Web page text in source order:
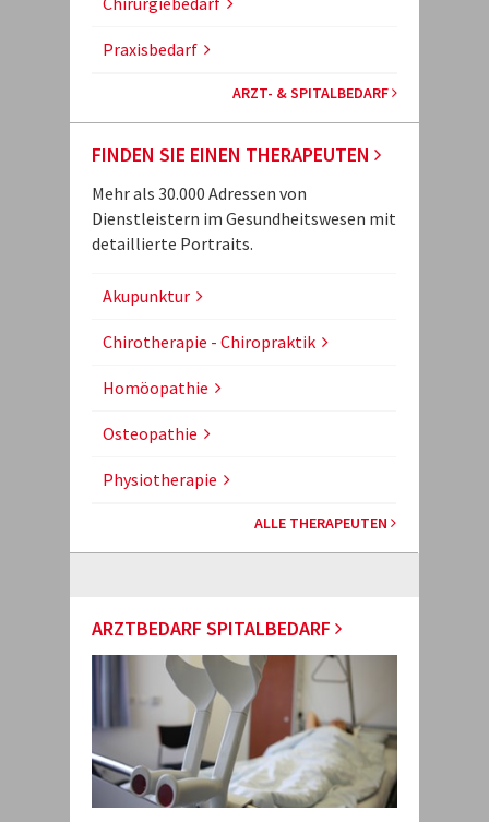
Praxisbedarf
ARZT- & SPITALBEDARF
FINDEN SIE EINEN THERAPEUTEN
Mehr als 30.000 Adressen von
Dienstleistern im Gesundheitswesen mit
detaillierte Portraits.
Akupunktur
Chirotherapie - Chiropraktik
Homöopathie
Osteopathie
Physiotherapie
ALLE THERAPEUTEN
ARZTBEDARF SPITALBEDARF